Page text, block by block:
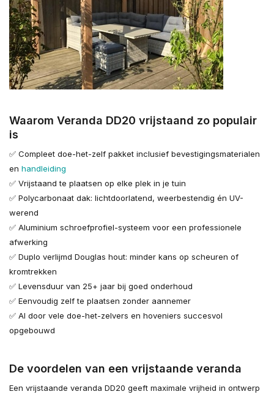
Waarom Veranda DD20 vrijstaand zo populair
is
✅ Compleet doe-het-zelf pakket inclusief bevestigingsmaterialen
en handleiding
✅ Vrijstaand te plaatsen op elke plek in je tuin
✅ Polycarbonaat dak: lichtdoorlatend, weerbestendig én UV-
werend
✅ Aluminium schroefprofiel-systeem voor een professionele
afwerking
✅ Duplo verlijmd Douglas hout: minder kans op scheuren of
kromtrekken
✅ Levensduur van 25+ jaar bij goed onderhoud
✅ Eenvoudig zelf te plaatsen zonder aannemer
✅ Al door vele doe-het-zelvers en hoveniers succesvol
opgebouwd
De voordelen van een vrijstaande veranda
Een vrijstaande veranda DD20 geeft maximale vrijheid in ontwerp